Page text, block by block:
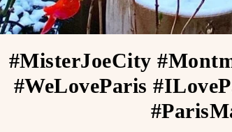
#MisterJoeCity
#WeLoveParis